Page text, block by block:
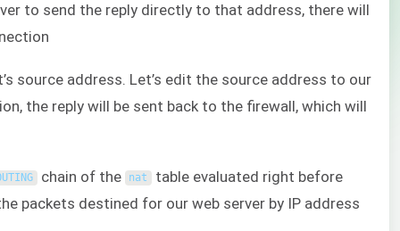
to send the reply directly to that address, there will
source address. Let’s edit the source address to our
the reply will be sent back to the firewall, which will
chain of the nat
table evaluated right before
packets destined for our web server by IP address